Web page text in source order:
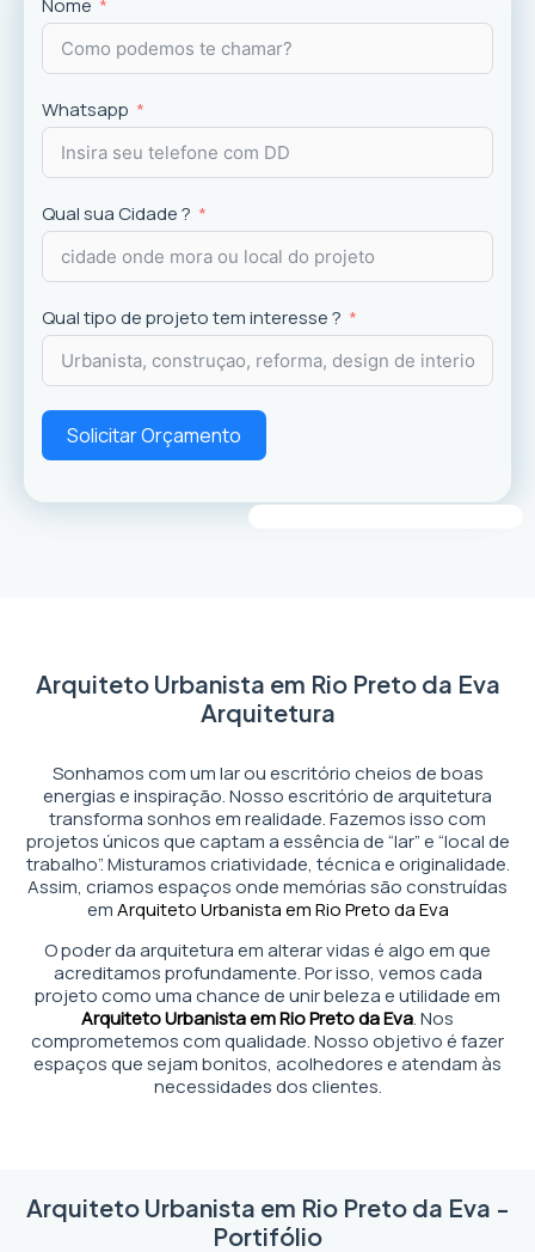
experiência dos usuários.
Nome
Whatsapp
Qual sua Cidade ?
Qual tipo de projeto tem interesse ?
Solicitar Orçamento
Arquiteto Urbanista em Rio Preto da Eva
Arquitetura
Sonhamos com um lar ou escritório cheios de boas
energias e inspiração. Nosso escritório de arquitetura
transforma sonhos em realidade. Fazemos isso com
projetos únicos que captam a essência de “lar” e “local de
trabalho”. Misturamos criatividade, técnica e originalidade.
Assim, criamos espaços onde memórias são construídas
emArquiteto Urbanista em Rio Preto da Eva
O poder da arquitetura em alterar vidas é algo em que
acreditamos profundamente. Por isso, vemos cada
projeto como uma chance de unir beleza e utilidade em
Arquiteto Urbanista em Rio Preto da Eva. Nos
comprometemos com qualidade. Nosso objetivo é fazer
espaços que sejam bonitos, acolhedores e atendam às
necessidades dos clientes.
Arquiteto Urbanista em Rio Preto da Eva -
Portifólio